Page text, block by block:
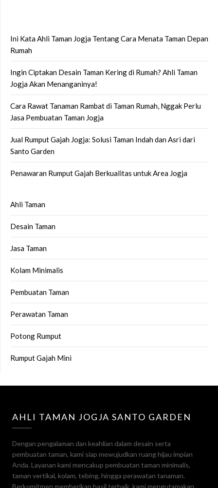
Ini Kata Ahli Taman Jogja Tentang Cara Menata Taman Depan
Rumah
Ingin Ciptakan Desain Taman Kering di Rumah? Ahli Taman
Jogja Akan Menanganinya!
Cara Rawat Tanaman Rambat di Taman Rumah, Nggak Perlu
Jasa Pembuatan Taman Jogja
Jual Rumput Gajah Jogja: Solusi Taman Indah dan Asri dari
Santo Garden
Penawaran Rumput Gajah Berkualitas untuk Area Jogja
Ahli Taman
Desain Taman
Jasa Taman
Kolam Minimalis
Pembuatan Taman
Perawatan Taman
Potong Rumput
Rumput Gajah Mini
AHLI TAMAN JOGJA SANTO GARDEN
Dengan pengalaman dan keahlian dalam desain serta
pembuatan taman, kami siap mewujudkan ruang hijau impian
Anda. Layanan kami mencakup pembuatan taman minimalis,
taman vertikal, kolam, tebing, hingga perawatan tanaman.
Berkomitmen memberikan hasil terbaik, kami mengutamakan